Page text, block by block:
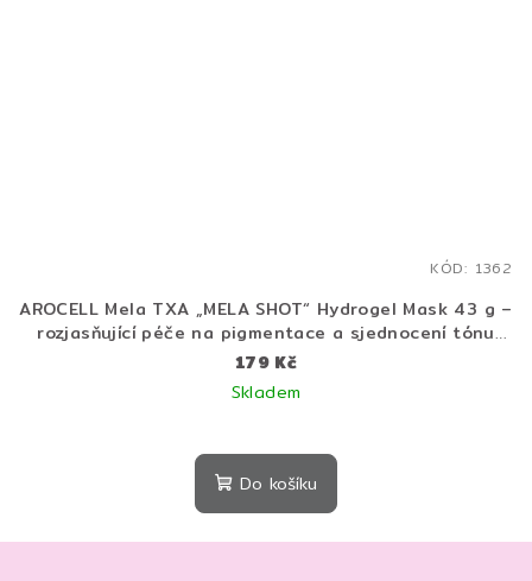
AROCELL Mela TXA „MELA SHOT“ Hydrogel Mask 43 g –
rozjasňující péče na pigmentace a sjednocení tónu
pleti
179 Kč
Skladem
Do košíku
KÓD: 1362
Z